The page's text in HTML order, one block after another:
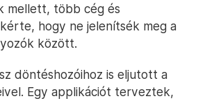
mellett, több cég és
hogy ne jelenítsék meg a
között.
döntéshozóihoz is eljutott a
Egy applikációt terveztek,